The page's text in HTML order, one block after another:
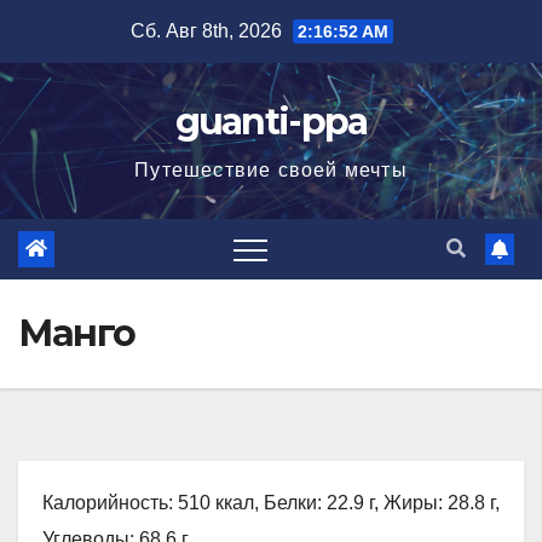
содержимому
Сб. Авг 8th, 2026 2:16:53 AM
guanti-ppa
Путешествие своей мечты
Манго
Калорийность: 510 ккал, Белки: 22.9 г, Жиры: 28.8 г,